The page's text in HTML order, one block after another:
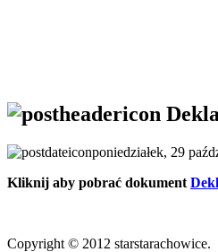
poniedziałek, 29
Kliknij aby pobrać dokument
Copyright © 2012 starstarachowice.